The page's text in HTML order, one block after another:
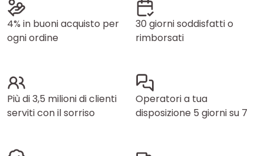
4% in buoni acquisto per
ogni ordine
30 giorni soddisfatti o
rimborsati
Più di 3,5 milioni di clienti
serviti con il sorriso
Operatori a tua
disposizione 5 giorni su 7